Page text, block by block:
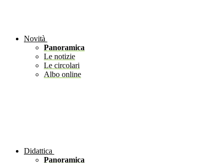
Novità
Panoramica
Le notizie
Le circolari
Albo online
Didattica
Panoramica